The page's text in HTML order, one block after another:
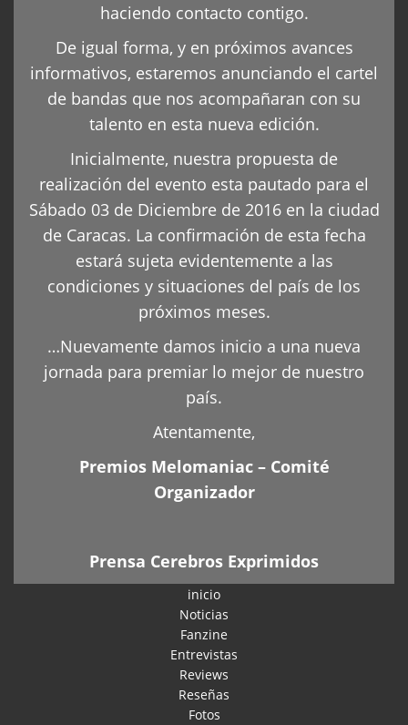
haciendo contacto contigo.
De igual forma, y en próximos avances
informativos, estaremos anunciando el cartel
de bandas que nos acompañaran con su
talento en esta nueva edición.
Inicialmente, nuestra propuesta de
realización del evento esta pautado para el
Sábado 03 de Diciembre de 2016 en la ciudad
de Caracas. La confirmación de esta fecha
estará sujeta evidentemente a las
condiciones y situaciones del país de los
próximos meses.
…Nuevamente damos inicio a una nueva
jornada para premiar lo mejor de nuestro
país.
Atentamente,
Premios Melomaniac – Comité
Organizador
Prensa Cerebros Exprimidos
inicio
Noticias
Fanzine
Entrevistas
Reviews
Reseñas
Fotos